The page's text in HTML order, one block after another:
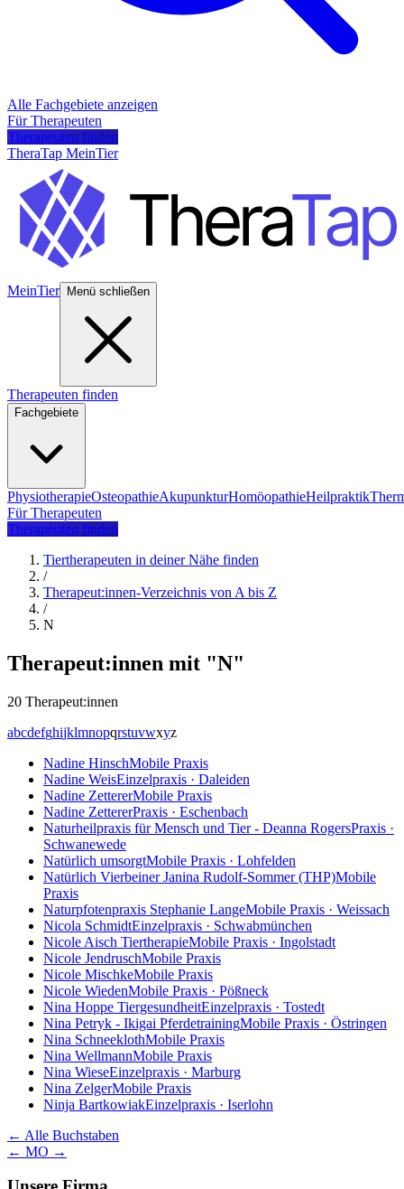
Alle Fachgebiete anzeigen
Für Therapeuten
Therapeuten finden
TheraTap MeinTier
MeinTier Menü schließen
Therapeuten finden
Fachgebiete
PhysiotherapieOsteopathieAkupunkturHomöopathieHeilpraktik
Für Therapeuten
Therapeuten finden
Tiertherapeuten in deiner Nähe finden
/
Therapeut:innen-Verzeichnis von A bis Z
/
N
Therapeut:innen mit "N"
20 Therapeut:innen
abcdefghijklmnopqrstuvwxyz
Nadine HinschMobile Praxis
Nadine WeisEinzelpraxis · Daleiden
Nadine ZettererMobile Praxis
Nadine ZettererPraxis · Eschenbach
Naturheilpraxis für Mensch und Tier - Deanna RogersPraxis ·
Schwanewede
Natürlich umsorgtMobile Praxis · Lohfelden
Natürlich Vierbeiner Janina Rudolf-Sommer (THP)Mobile
Praxis
Naturpfotenpraxis Stephanie LangeMobile Praxis · Weissach
Nicola SchmidtEinzelpraxis · Schwabmünchen
Nicole Aisch TiertherapieMobile Praxis · Ingolstadt
Nicole JendruschMobile Praxis
Nicole MischkeMobile Praxis
Nicole WiedenMobile Praxis · Pößneck
Nina Hoppe TiergesundheitEinzelpraxis · Tostedt
Nina Petryk - Ikigai PferdetrainingMobile Praxis · Östringen
Nina SchneeklothMobile Praxis
Nina WellmannMobile Praxis
Nina WieseEinzelpraxis · Marburg
Nina ZelgerMobile Praxis
Ninja BartkowiakEinzelpraxis · Iserlohn
← Alle Buchstaben
← MO →